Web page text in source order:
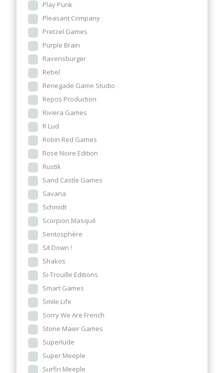
Play Punk
Pleasant Company
Pretzel Games
Purple Brain
Ravensburger
Rebel
Renegade Game Studio
Repos Production
Riviera Games
R Lud
Robin Red Games
Rose Noire Edition
Rustik
Sand Castle Games
Savana
Schmidt
Scorpion Masqué
Sentosphère
Sit Down !
Shakos
Si-Trouille Editions
Smart Games
Smile Life
Sorry We Are French
Stone Maier Games
Superlude
Super Meeple
Surfin Meeple